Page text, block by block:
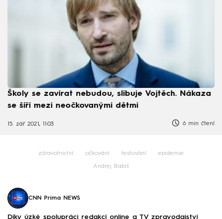
Školy se zavírat nebudou, slibuje Vojtěch. Nákaza
se šíří mezi neočkovanými dětmi
15. zář 2021, 11:03 6 min čtení
zdravotnictví očkování testování epidemie
Andrej Babiš
CNN Prima NEWS
Díky úzké spolupráci redakcí online a TV zpravodajství